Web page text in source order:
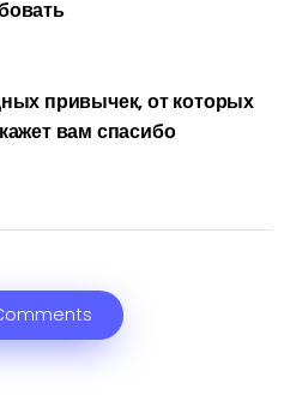
привычек, от которых
вам спасибо